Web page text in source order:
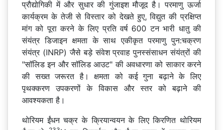
प्रौद्योगिकी में और सुधार की गुंजाइश मौजूद है। परमाणु ऊर्जा
कार्यक्रम के तेजी से विस्तार को देखते हुए, विद्युत की प्रक्षिप्त
मांग को पूरा करने के लिए प्रति वर्ष 600 टन भारी धातु की
संयंत्र डिजाइन क्षमता के साथ एकीकृत परमाणु पुन:चक्रण
संयंत्र (INRP) जैसे बड़े संवेश प्रवाह पुनस्संसाधन संयंत्रों की
"सॉलिड इन और सॉलिड आउट" की अवधारणा को साकार करने
की सख्त जरूरत है। क्षमता को कई गुना बढ़ाने के लिए
पृथक्करण उपकरणों के विकास और स्तर को बढ़ाने की
आवश्यकता है।
थोरियम ईंधन चक्र के क्रियान्वयन के लिए किरणित थोरियम